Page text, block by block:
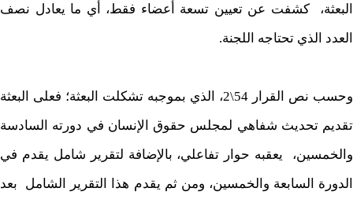
البعثة، كشفت عن تعيين تسعة أعضاء فقط، أي ما يعادل نصف
العدد الذي تحتاجه اللجنة.
وحسب نص القرار 54\2، الذي بموجبه تشكلت البعثة؛ فعلى البعثة
تقديم تحديث شفاهي لمجلس حقوق الإنسان في دورته السادسة
والخمسين، يعقبه حوار تفاعلي، بالإضافة لتقرير شامل يقدم في
الدورة السابعة والخمسين، ومن ثم يقدم هذا التقرير الشامل بعد